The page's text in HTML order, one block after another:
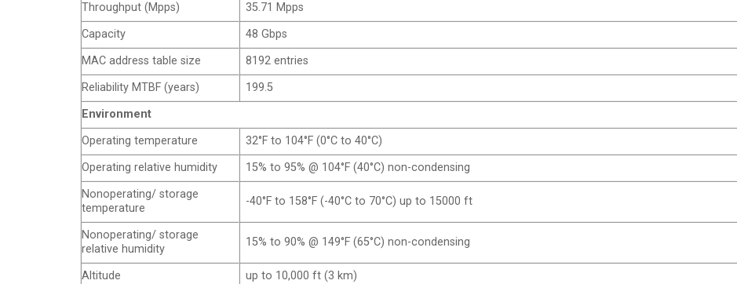
Throughput (Mpps)
35.71 Mpps
Capacity
48 Gbps
MAC address table size
8192 entries
Reliability MTBF (years)
199.5
Environment
Operating temperature
32°F to 104°F (0°C to 40°C)
Operating relative humidity
15% to 95% @ 104°F (40°C) non-condensing
Nonoperating/ storage
temperature
-40°F to 158°F (-40°C to 70°C) up to 15000 ft
Nonoperating/ storage
relative humidity
15% to 90% @ 149°F (65°C) non-condensing
Altitude
up to 10,000 ft (3 km)